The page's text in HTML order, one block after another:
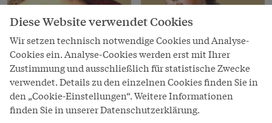
Habsburger Herrscher
Maria Theresia
Königin von Böhmen
und Ungarn
Habsburger
Marie Antoinette
* 02. Nov 1755, † 16. Okt
1793
Diese Website verwendet Cookies
Wir setzen technisch notwendige Cookies und Analyse-
Cookies ein. Analyse-Cookies werden erst mit Ihrer
Zustimmung und ausschließlich für statistische Zwecke
verwendet. Details zu den einzelnen Cookies finden Sie in
den „Cookie-Einstellungen“. Weitere Informationen
finden Sie in unserer Datenschutzerklärung.